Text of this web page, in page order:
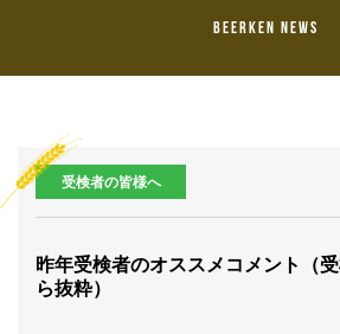
Beerken News
受検者の皆様へ
昨年受検者のオススメコメント（
ら抜粋）